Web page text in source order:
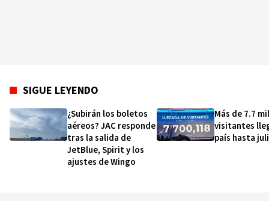
SIGUE LEYENDO
¿Subirán los boletos
aéreos? JAC responde
tras la salida de
JetBlue, Spirit y los
ajustes de Wingo
Más de 7.7
visitantes
país hasta